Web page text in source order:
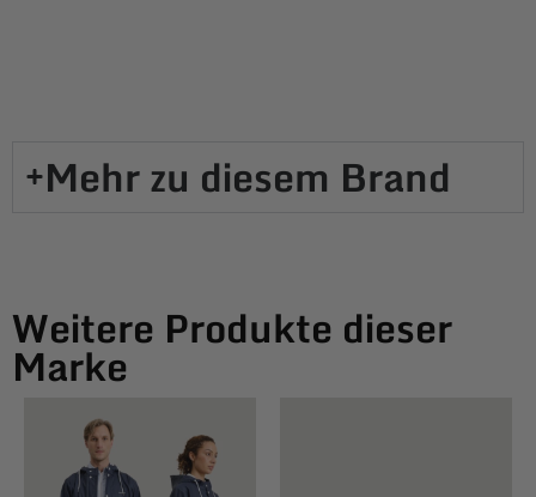
Mehr zu diesem Brand​
Weitere Produkte dieser
Marke